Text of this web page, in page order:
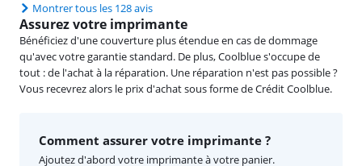
Montrer tous les 128 avis
Assurez votre imprimante
Bénéficiez d'une couverture plus étendue en cas de dommage
qu'avec votre garantie standard. De plus, Coolblue s'occupe de
tout : de l'achat à la réparation. Une réparation n'est pas possible ?
Vous recevrez alors le prix d'achat sous forme de Crédit Coolblue.
Comment assurer votre imprimante ?
Ajoutez d'abord votre imprimante à votre panier.